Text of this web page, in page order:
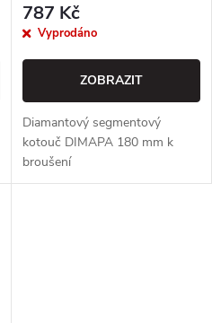
787 Kč
Vyprodáno
ZOBRAZIT
Diamantový segmentový
kotouč DIMAPA 180 mm k
broušení